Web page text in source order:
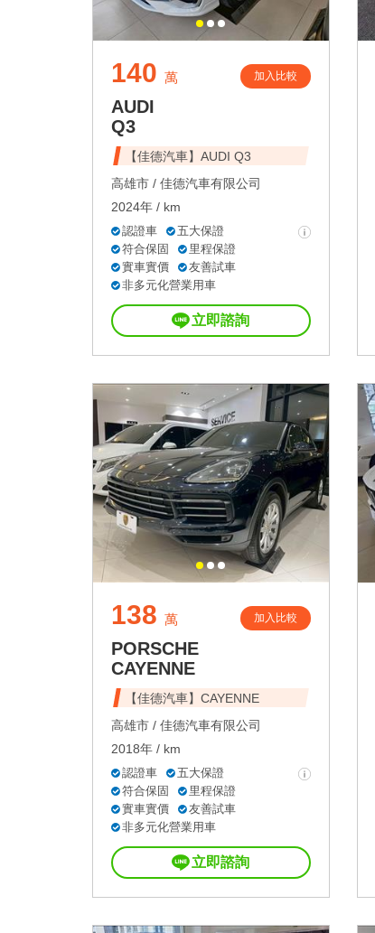
140 萬 加入比較
AUDI
Q3
【佳德汽車】AUDI Q3
高雄市 / 佳德汽車有限公司
2024年 / km
認證車
五大保證
符合保固
里程保證
實車實價
友善試車
非多元化營業用車
立即諮詢
138 萬 加入比較
PORSCHE
CAYENNE
【佳德汽車】CAYENNE
高雄市 / 佳德汽車有限公司
2018年 / km
認證車
五大保證
符合保固
里程保證
實車實價
友善試車
非多元化營業用車
立即諮詢